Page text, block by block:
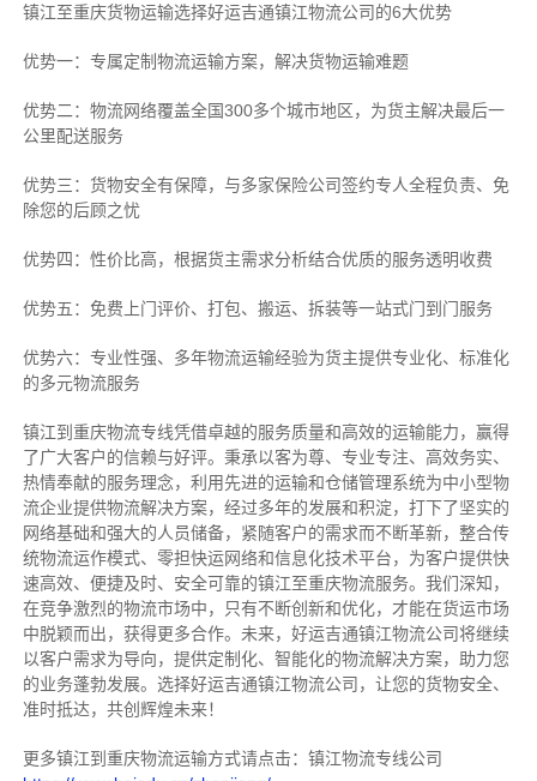
镇江至重庆货物运输选择好运吉通镇江物流公司的6大优势
优势一：专属定制物流运输方案，解决货物运输难题
优势二：物流网络覆盖全国300多个城市地区，为货主解决最后一
公里配送服务
优势三：货物安全有保障，与多家保险公司签约专人全程负责、免
除您的后顾之忧
优势四：性价比高，根据货主需求分析结合优质的服务透明收费
优势五：免费上门评价、打包、搬运、拆装等一站式门到门服务
优势六：专业性强、多年物流运输经验为货主提供专业化、标准化
的多元物流服务
镇江到重庆物流专线凭借卓越的服务质量和高效的运输能力，赢得
了广大客户的信赖与好评。 秉承以客为尊、专业专注、高效务实、
热情奉献的服务理念，利用先进的运输和仓储管理系统为中小型物
流企业提供物流解决方案，经过多年的发展和积淀，打下了坚实的
网络基础和强大的人员储备，紧随客户的需求而不断革新，整合传
统物流运作模式、零担快运网络和信息化技术平台，为客户提供快
速高效、便捷及时、安全可靠的镇江至重庆物流服务。 我们深知，
在竞争激烈的物流市场中，只有不断创新和优化，才能在货运市场
中脱颖而出，获得更多合作。 未来，好运吉通镇江物流公司将继续
以客户需求为导向，提供定制化、智能化的物流解决方案，助力您
的业务蓬勃发展。选择好运吉通镇江物流公司，让您的货物安全、
准时抵达，共创辉煌未来！
更多镇江到重庆物流运输方式请点击：镇江物流专线公司